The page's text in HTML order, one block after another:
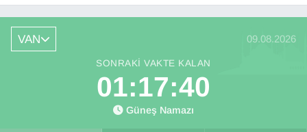
VAN 09.08.2026
SONRAKI VAKTE KALAN
01:17:40
Güneş Namazı